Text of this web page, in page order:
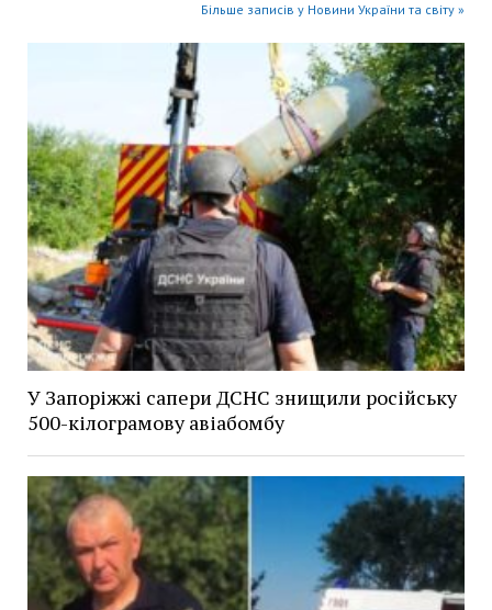
Більше записів у Новини України та світу »
У Запоріжжі сапери ДСНС знищили російську
500-кілограмову авіабомбу